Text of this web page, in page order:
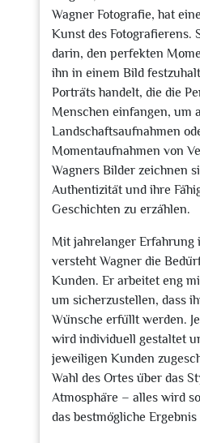
Wagner Fotografie, hat
Kunst des Fotografierens.
darin, den perfekten
ihn in einem Bild
Porträts handelt, die die
Menschen einfangen, um
Landschaftsaufnahmen
Momentaufnahmen von
Wagners Bilder zeichnen
Authentizität und ihre
Geschichten zu erzählen.
Mit jahrelanger Erfahrung
versteht Wagner die
Kunden. Er arbeitet eng
um sicherzustellen, dass
Wünsche erfüllt werden.
wird individuell gestaltet
jeweiligen Kunden
Wahl des Ortes über das
Atmosphäre – alles wird
das bestmögliche